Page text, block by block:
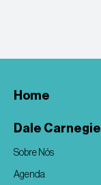
Home
Dale Carnegie
Sobre Nós
Agenda